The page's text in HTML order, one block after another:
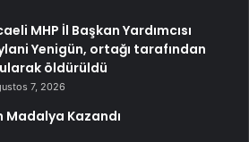
MHP İl Başkan Yardımcısı
Yenigün, ortağı tarafından
öldürüldü
7, 2026
Madalya Kazandı